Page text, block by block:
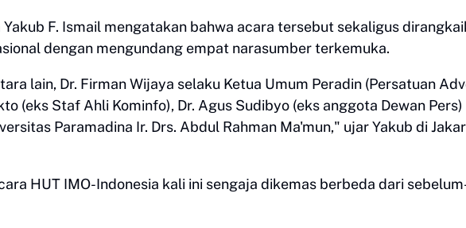
Yakub F. Ismail mengatakan bahwa acara tersebut sekaligus
dengan mengundang empat narasumber terkemuka.
lain, Dr. Firman Wijaya selaku Ketua Umum Peradin (Persatuan
(eks Staf Ahli Kominfo), Dr. Agus Sudibyo (eks anggota Dewan Pers)
Paramadina Ir. Drs. Abdul Rahman Ma'mun," ujar Yakub di
HUT IMO-Indonesia kali ini sengaja dikemas berbeda dari